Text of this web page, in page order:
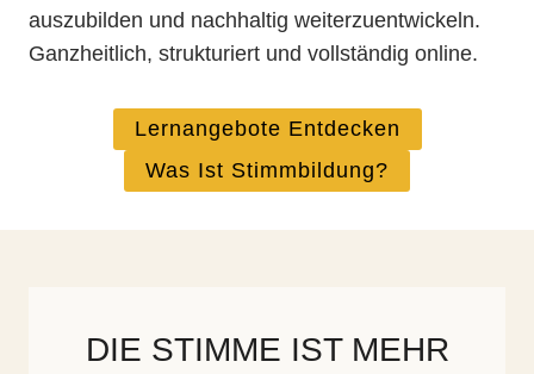
auszubilden und nachhaltig weiterzuentwickeln.
Ganzheitlich, strukturiert und vollständig online.
Lernangebote Entdecken
Was Ist Stimmbildung?
DIE STIMME IST MEHR